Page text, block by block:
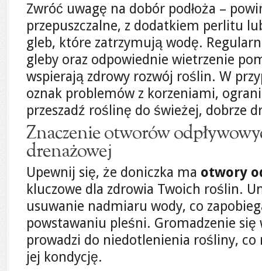
Zwróć uwagę na dobór podłoża –
przepuszczalne, z dodatkiem perlitu
gleb, które zatrzymują wodę.
gleby oraz odpowiednie wietrzenie
wspierają zdrowy rozwój roślin. W
oznak problemów z korzeniami,
przeszadź roślinę do świeżej, dobrze
Znaczenie otworów
drenażowej
Upewnij się, że doniczka ma otwory
kluczowe dla zdrowia Twoich roślin.
usuwanie nadmiaru wody, co
powstawaniu pleśni. Gromadzenie się
prowadzi do niedotlenienia rośliny, co
jej kondycję.